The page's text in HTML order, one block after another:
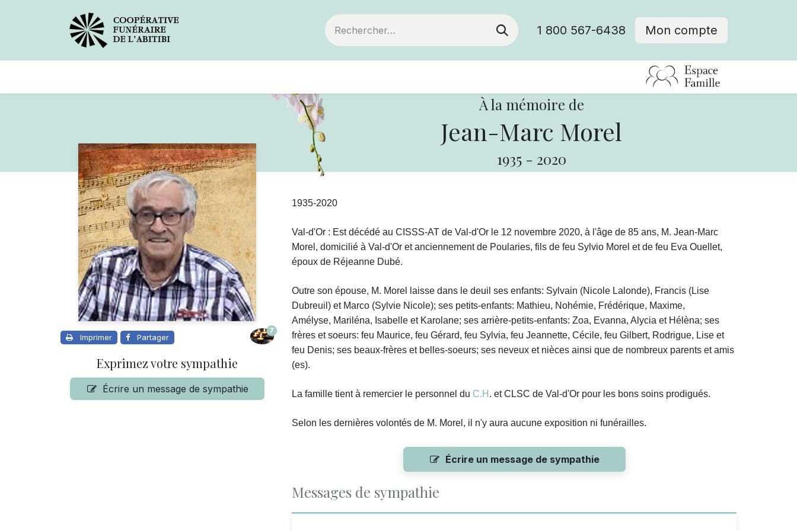
1 800 567-6438 Mon compte
À la mémoire de
Jean-Marc Morel
1935 - 2020
Imprimer Partager
7
Exprimez votre sympathie
Écrire un message de sympathie
1935-2020
Val-d'Or : Est décédé au CISSS-AT de Val-d'Or le 12 novembre 2020, à l'âge de 85 ans, M. Jean-Marc
Morel, domicilié à Val-d'Or et anciennement de Poularies, fils de feu Sylvio Morel et de feu Eva Ouellet,
époux de Réjeanne Dubé.
Outre son épouse, M. Morel laisse dans le deuil ses enfants: Sylvain (Nicole Lalonde), Francis (Lise
Dubreuil) et Marco (Sylvie Nicole); ses petits-enfants: Mathieu, Nohémie, Frédérique, Maxime,
Amélyse, Mariléna, Isabelle et Karolane; ses arrière-petits-enfants: Zoa, Evanna, Alycia et Hélèna; ses
frères et soeurs: feu Maurice, feu Gérard, feu Sylvia, feu Jeannette, Cécile, feu Gilbert, Rodrigue, Lise et
feu Denis; ses beaux-frères et belles-soeurs; ses neveux et nièces ainsi que de nombreux parents et amis
(es).
La famille tient à remercier le personnel du C.H . et CLSC de Val-d'Or pour les bons soins prodigués.
Selon les dernières volontés de M. Morel, il n'y aura aucune exposition ni funérailles.
Écrire un message de sympathie
Messages de sympathie